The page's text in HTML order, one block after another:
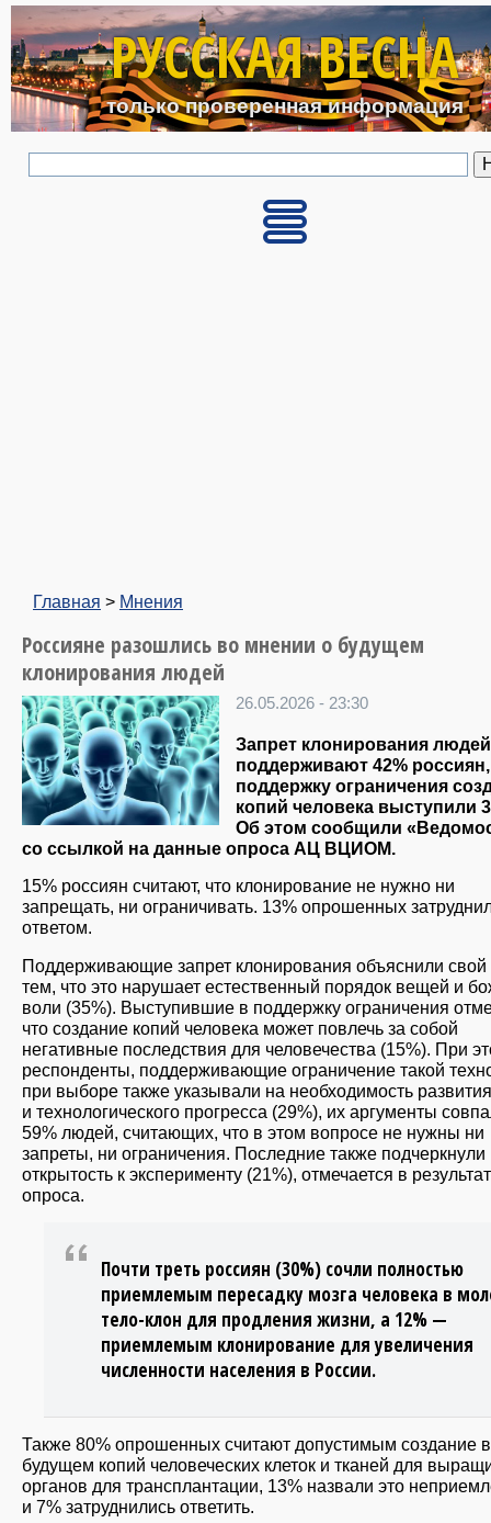
Перейти к основному
РУССКАЯ ВЕСНА
только проверенная информация
Главная > Мнения
Россияне разошлись во мнении о будущем
клонирования людей
26.05.2026 - 23:30
Запрет клонирования людей
поддерживают 42%
поддержку ограничения
копий человека выступили
Об этом сообщили
со ссылкой на данные опроса АЦ ВЦИОМ.
15% россиян считают, что клонирование не нужно ни
запрещать, ни ограничивать. 13% опрошенных
ответом.
Поддерживающие запрет клонирования объяснили
тем, что это нарушает естественный порядок вещей и
воли (35%). Выступившие в поддержку ограничения
что создание копий человека может повлечь за собой
негативные последствия для человечества (15%). При
респонденты, поддерживающие ограничение такой
при выборе также указывали на необходимость
и технологического прогресса (29%), их аргументы
59% людей, считающих, что в этом вопросе не нужны ни
запреты, ни ограничения. Последние также подчеркнули
открытость к эксперименту (21%), отмечается в
опроса.
Почти треть россиян (30%) сочли полностью
приемлемым пересадку мозга человека в
тело-клон для продления жизни, а 12% —
приемлемым клонирование для увеличения
численности населения в России.
Также 80% опрошенных считают допустимым создание в
будущем копий человеческих клеток и тканей для
органов для трансплантации, 13% назвали это
и 7% затруднились ответить.